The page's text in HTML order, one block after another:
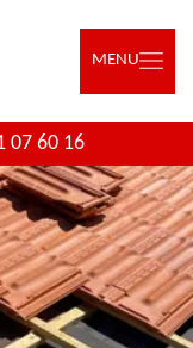
MENU
07 60 16